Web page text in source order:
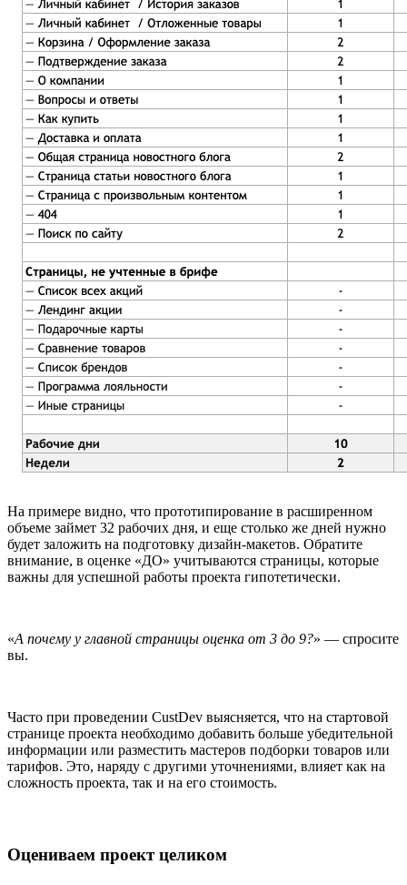
На примере видно, что прототипирование в расширенном
объеме займет 32 рабочих дня, и еще столько же дней нужно
будет заложить на подготовку дизайн-макетов. Обратите
внимание, в оценке «ДО» учитываются страницы, которые
важны для успешной работы проекта гипотетически.
«А почему у главной страницы оценка от 3 до 9?» — спросите
вы.
Часто при проведении CustDev выясняется, что на стартовой
странице проекта необходимо добавить больше убедительной
информации или разместить мастеров подборки товаров или
тарифов. Это, наряду с другими уточнениями, влияет как на
сложность проекта, так и на его стоимость.
Оцениваем проект целиком